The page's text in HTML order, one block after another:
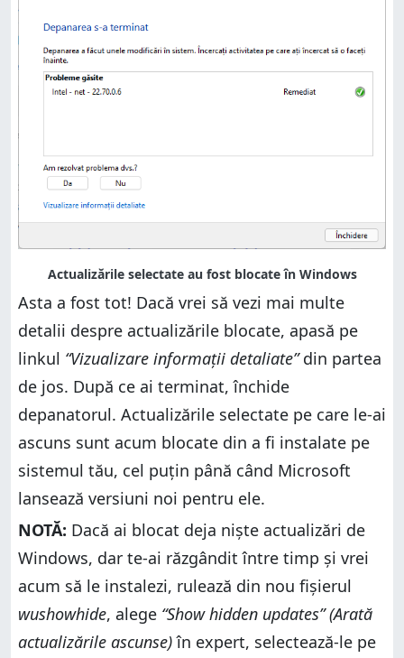
Asta a fost tot! Dacă vrei să vezi mai multe
detalii despre actualizările blocate, apasă pe
linkul “Vizualizare informații detaliate”din partea
de jos. După ce ai terminat, închide
depanatorul. Actualizările selectate pe care le-ai
ascuns sunt acum blocate din a fi instalate pe
sistemul tău, cel puțin până când Microsoft
lansează versiuni noi pentru ele.
NOTĂ: Dacă ai blocat deja niște actualizări de
Windows, dar te-ai răzgândit între timp și vrei
acum să le instalezi, rulează din nou fișierul
wushowhide, alege “Show hidden updates” (Arată
actualizările ascunse)în expert, selectează-le pe